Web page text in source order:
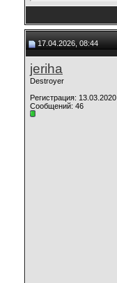
17.04.2026, 08:44
jeriha
Destroyer
Регистрация: 13.03.2020
Сообщений: 46